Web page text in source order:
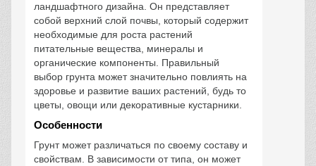
ландшафтного дизайна. Он представляет
собой верхний слой почвы, который содержит
необходимые для роста растений
питательные вещества, минералы и
органические компоненты. Правильный
выбор грунта может значительно повлиять на
здоровье и развитие ваших растений, будь то
цветы, овощи или декоративные кустарники.
Особенности
Грунт может различаться по своему составу и
свойствам. В зависимости от типа, он может